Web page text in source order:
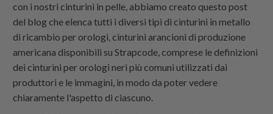
con i nostri cinturini in pelle, abbiamo creato questo post
del blog che elenca tutti i diversi tipi di cinturini in metallo
di ricambio per orologi, cinturini arancioni di produzione
americana disponibili suStrapcode, comprese le definizioni
dei cinturini per orologi neri più comuni utilizzati dai
produttori e le immagini, in modo da poter vedere
chiaramente l'aspetto di ciascuno.